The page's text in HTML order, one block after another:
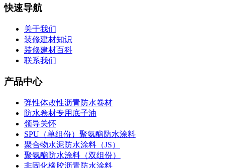
快速导航
关于我们
装修建材知识
装修建材百科
联系我们
产品中心
弹性体改性沥青防水卷材
防水卷材专用底子油
领导关怀
SPU（单组份）聚氨酯防水涂料
聚合物水泥防水涂料（JS）
聚氨酯防水涂料（双组份）
非固化橡胶沥青防水涂料